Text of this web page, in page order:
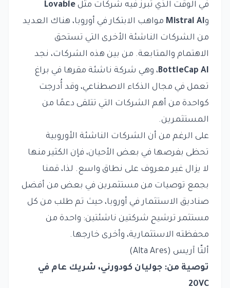
في الوقت الذي تُبرز فيه شركات مثل Lovable
وMistral AI مواهب الابتكار في أوروبا، هناك العديد
من الشركات الناشئة الأخرى التي تستحق
الاهتمام والمتابعة. من بين هذه الشركات، نجد
BottleCap AI، وهي شركة ناشئة مقرها في براغ
تعمل في مجال الذكاء الاصطناعي، وقد أُدرجت
كواحدة من أهم الشركات التي تتلقى دعمًا من
المستثمرين.
على الرغم من أن الشركات الناشئة الأوروبية
تحظى بفرصها في بعض الأحيان، فإن الكثير منها
لا يزال غير معروف على نطاق واسع. لذا، قمنا
بجمع توصيات من مستثمرين في بعض من أفضل
صناديق الاستثمار في أوروبا، حيث تم طلب من كل
مستثمر ترشيح شركتين ناشئتين: واحدة من
محفظته الاستثمارية، وأخرى خارجها.
ألتّا آريس (Alta Ares)
توصية من: جوليان كودورني، شريك عام في
20VC